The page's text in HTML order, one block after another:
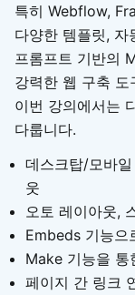
특히 Webflow,
다양한 템플릿, 자
프롬프트 기반의
강력한 웹 구축 도
이번 강의에서는
다룹니다.
데스크탑/모바
웃
오토 레이아웃,
Embeds 기능으
Make 기능을 통
페이지 간 링크